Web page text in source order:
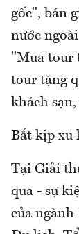
gốc", bán
nước
"Mua tour
tour tặng
khách
Bắt kịp xu
Tại Giải
qua - sự
của ngành